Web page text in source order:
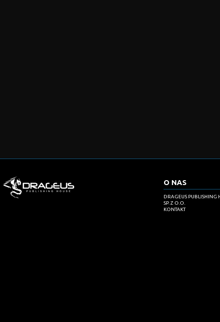
O NAS
DRAGEUS PUBLISHING
SP. Z O.O.
KONTAKT